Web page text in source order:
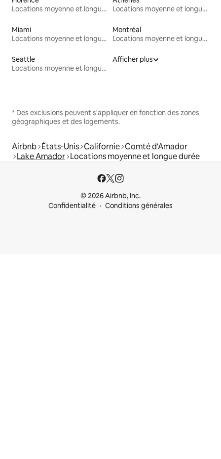
Locations moyenne et longue durée
Locations moyenne et longue durée
Miami
Locations moyenne et longue durée
Montréal
Locations moyenne et longue durée
Seattle
Locations moyenne et longue durée
Afficher plus
* Des exclusions peuvent s'appliquer en fonction des zones
géographiques et des logements.
Airbnb États-Unis Californie Comté d'Amador
Lake Amador Locations moyenne et longue durée
© 2026 Airbnb, Inc.
Confidentialité
Conditions générales